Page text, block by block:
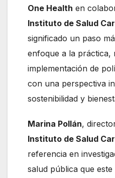
One Health en
Instituto de Salud
significado un paso
enfoque a la práctica,
implementación de
con una perspectiva
sostenibilidad y
Marina Pollán,
Instituto de Salud
referencia en
salud pública que